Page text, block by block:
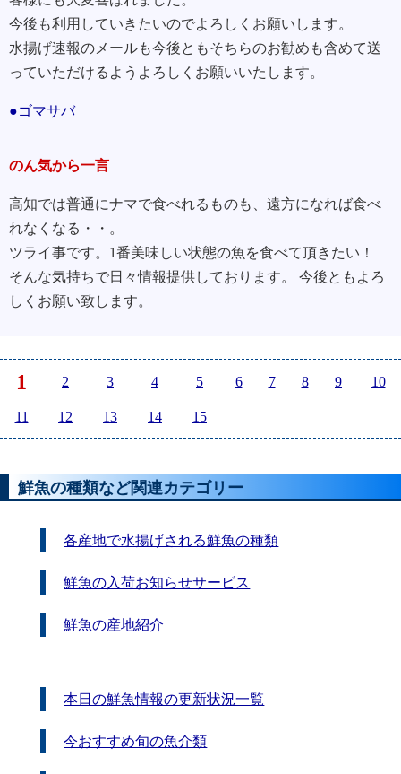
今後も利用していきたいのでよろしくお願いします。
水揚げ速報のメールも今後ともそちらのお勧めも含めて送
っていただけるようよろしくお願いいたします。
●ゴマサバ
のん気から一言
高知では普通にナマで食べれるものも、遠方になれば食べ
れなくなる・・。
ツライ事です。1番美味しい状態の魚を食べて頂きたい！
そんな気持ちで日々情報提供しております。 今後ともよろ
しくお願い致します。
1 2 3 4 5 6 7 8 9 10
11 12 13 14 15
鮮魚の種類など関連カテゴリー
各産地で水揚げされる鮮魚の種類
鮮魚の入荷お知らせサービス
鮮魚の産地紹介
本日の鮮魚情報の更新状況一覧
今おすすめ旬の魚介類